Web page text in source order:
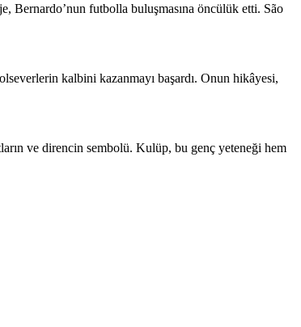
Bernardo’nun futbolla buluşmasına öncülük etti. São
kalbini kazanmayı başardı. Onun hikâyesi,
ve direncin sembolü. Kulüp, bu genç yeteneği hem